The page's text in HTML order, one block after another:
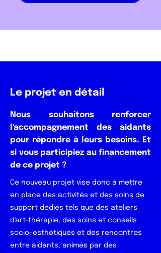
Le projet en détail
Nous souhaitons renforcer
l'accompagnement des aidants
pour répondre à leurs besoins. Et
si vous participiez au financement
de ce projet ?
Ce nouveau projet vise donc à mettre
en place des activités et des soins de
support dédiés tels que des ateliers
d'art-thérapie, des soins et conseils
socio-esthétiques et des rencontres
entre aidants, animés par des